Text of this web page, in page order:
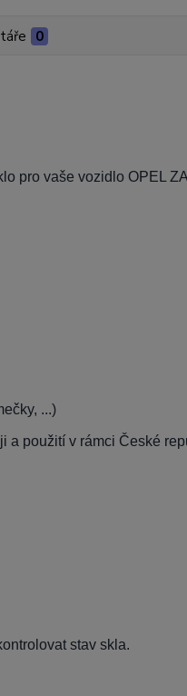
0
pro vaše vozidlo OPEL
...)
a použití v rámci České
stav skla.